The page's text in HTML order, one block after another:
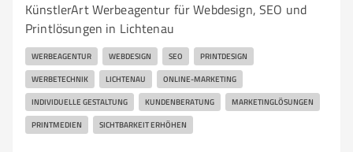
KünstlerArt Werbeagentur für Webdesign, SEO und
Printlösungen in Lichtenau
WERBEAGENTUR WEBDESIGN SEO PRINTDESIGN
WERBETECHNIK LICHTENAU ONLINE-MARKETING
INDIVIDUELLE GESTALTUNG KUNDENBERATUNG MARKETINGLÖSUNGEN
PRINTMEDIEN SICHTBARKEIT ERHÖHEN